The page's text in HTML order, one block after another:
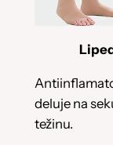
deluje na
težinu.